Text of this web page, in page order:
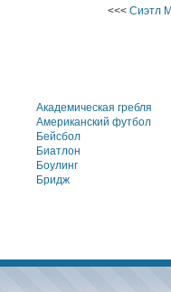
<<< Сиэтл
Академическая гребля
Американский футбол
Бейсбол
Биатлон
Боулинг
Бридж